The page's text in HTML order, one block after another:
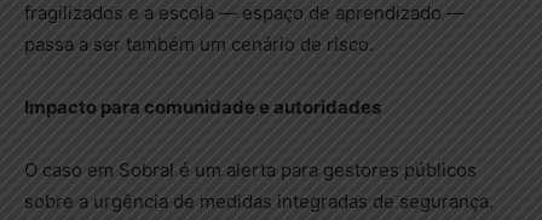
fragilizados e a escola — espaço de aprendizado —
passa a ser também um cenário de risco.
Impacto para comunidade e autoridades
O caso em Sobral é um alerta para gestores públicos
sobre a urgência de medidas integradas de segurança.